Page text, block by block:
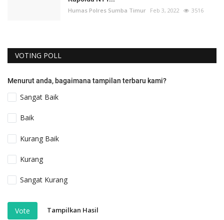
Humas Polres Sumba Timur Feb 3, 2022 3516
VOTING POLL
Menurut anda, bagaimana tampilan terbaru kami?
Sangat Baik
Baik
Kurang Baik
Kurang
Sangat Kurang
Vote Tampilkan Hasil